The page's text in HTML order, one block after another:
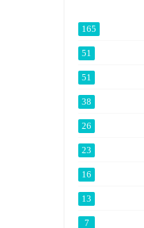
165
51
51
38
26
23
16
13
7